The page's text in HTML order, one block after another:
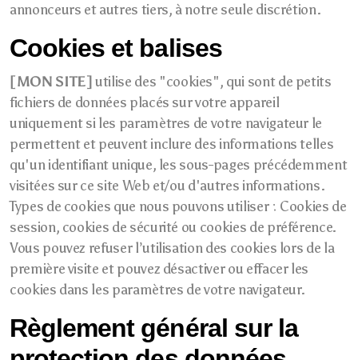
annonceurs et autres tiers, à notre seule discrétion.
Cookies et balises
[MON SITE] utilise des "cookies", qui sont de petits
fichiers de données placés sur votre appareil
uniquement si les paramètres de votre navigateur le
permettent et peuvent inclure des informations telles
qu'un identifiant unique, les sous-pages précédemment
visitées sur ce site Web et/ou d'autres informations.
Types de cookies que nous pouvons utiliser : Cookies de
session, cookies de sécurité ou cookies de préférence.
Vous pouvez refuser l’utilisation des cookies lors de la
première visite et pouvez désactiver ou effacer les
cookies dans les paramètres de votre navigateur.
Règlement général sur la